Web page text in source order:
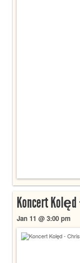
Koncert Kolęd
Jan 11 @ 3:00 pm